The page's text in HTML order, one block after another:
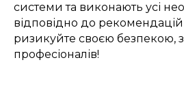
системи та виконають усі
відповідно до
ризикуйте своєю безпекою,
професіоналів!